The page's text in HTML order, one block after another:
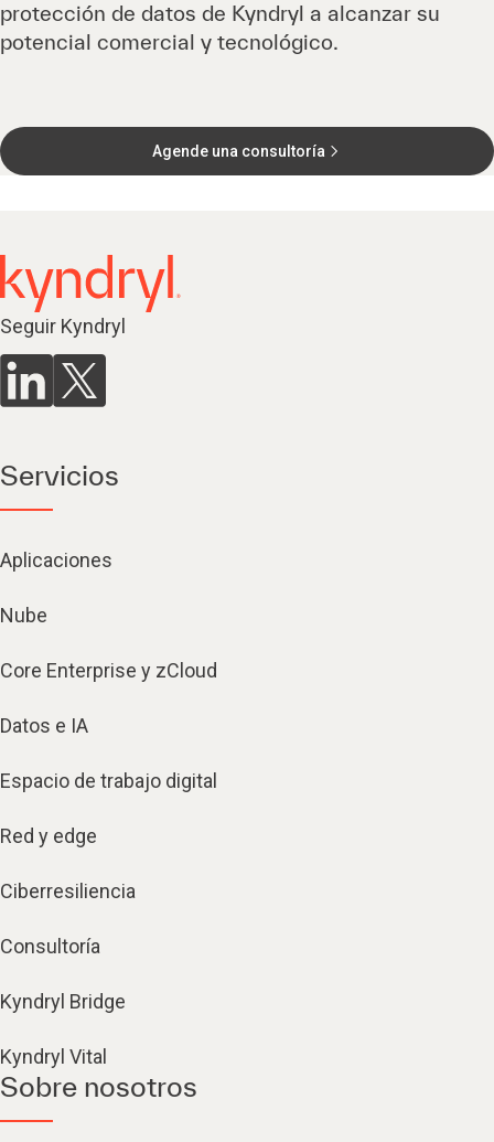
protección de datos de Kyndryl a alcanzar su
potencial comercial y tecnológico.
Agende una consultoría
Seguir Kyndryl
Servicios
Aplicaciones
Nube
Core Enterprise y zCloud
Datos e IA
Espacio de trabajo digital
Red y edge
Ciberresiliencia
Consultoría
Kyndryl Bridge
Kyndryl Vital
Sobre nosotros